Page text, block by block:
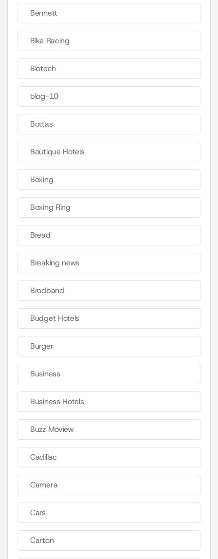
Bennett
Bike Racing
Biotech
blog-10
Bottas
Boutique Hotels
Boxing
Boxing Ring
Bread
Breaking news
Brodband
Budget Hotels
Burger
Business
Business Hotels
Buzz Moview
Cadillac
Camera
Cars
Carton